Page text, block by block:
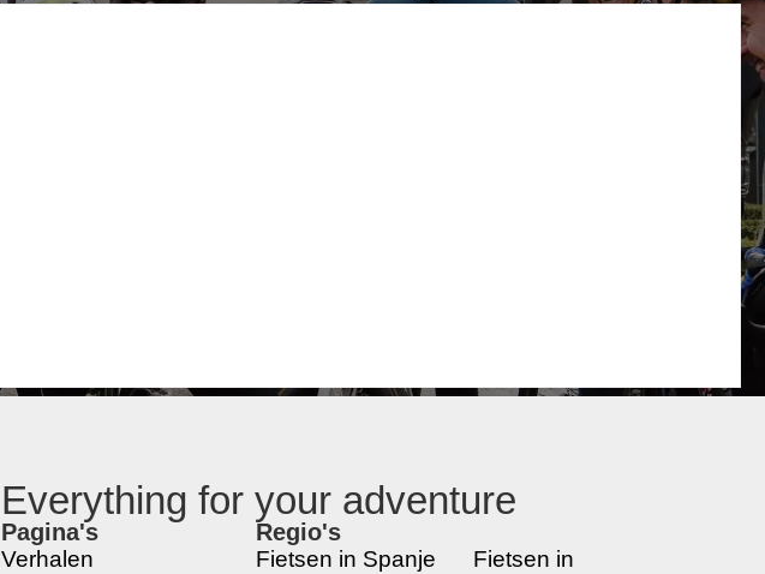
Everything for your adventure
Pagina's
Verhalen
Regio's
Fietsen in Spanje
Fietsen in